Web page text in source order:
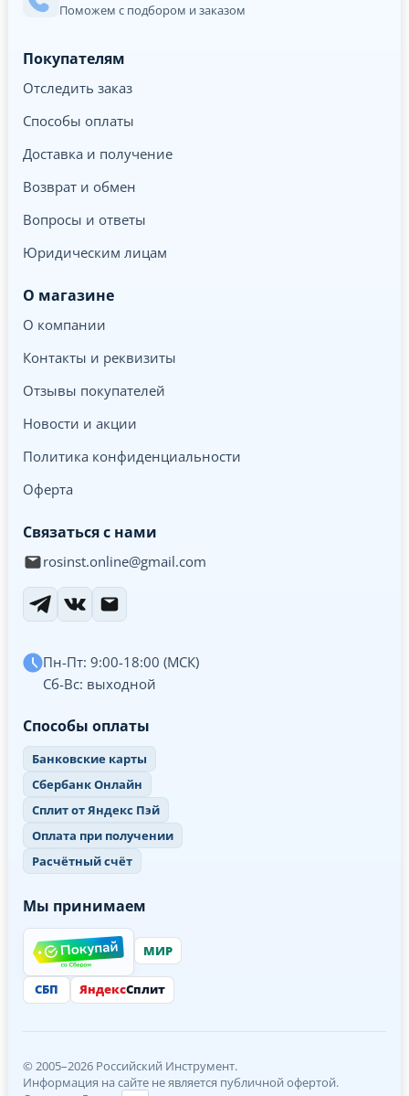
Поможем с подбором и заказом
Покупателям
Отследить заказ
Способы оплаты
Доставка и получение
Возврат и обмен
Вопросы и ответы
Юридическим лицам
О магазине
О компании
Контакты и реквизиты
Отзывы покупателей
Новости и акции
Политика конфиденциальности
Оферта
Связаться с нами
rosinst.online@gmail.com
Пн-Пт: 9:00-18:00 (МСК)
Сб-Вс: выходной
Способы оплаты
Банковские карты
Сбербанк Онлайн
Сплит от Яндекс Пэй
Оплата при получении
Расчётный счёт
Мы принимаем
МИР
СБП ЯндексСплит
© 2005–2026 Российский Инструмент.
Информация на сайте не является публичной офертой.